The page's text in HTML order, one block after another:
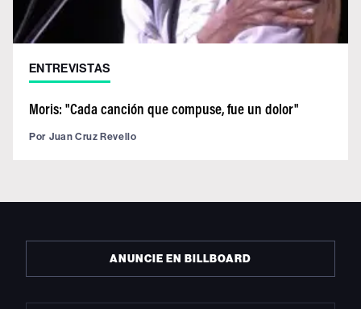
ENTREVISTAS
Moris: "Cada canción que compuse, fue un dolor"
Por Juan Cruz Revello
ANUNCIE EN BILLBOARD